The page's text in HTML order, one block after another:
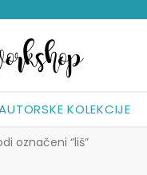
KOLEKCIJE
označeni “liš”